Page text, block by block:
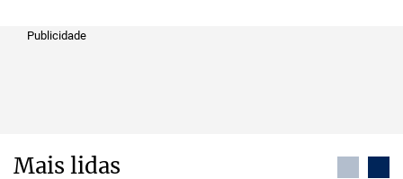
Publicidade
Mais lidas